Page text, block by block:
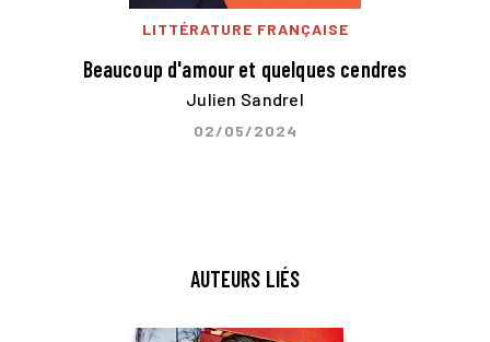
LITTÉRATURE FRANÇAISE
Beaucoup d'amour et quelques cendres
Julien Sandrel
02/05/2024
AUTEURS LIÉS